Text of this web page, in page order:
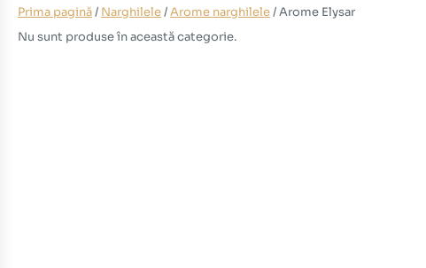
Prima pagină/ Narghilele/Arome narghilele/ Arome Elysar
Nu sunt produse în această categorie.